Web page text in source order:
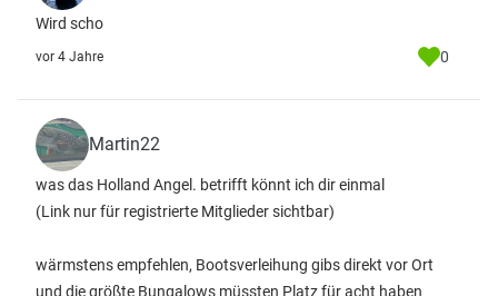
Wird scho
vor 4 Jahre 0
Martin22
was das Holland Angel. betrifft könnt ich dir einmal
(Link nur für registrierte Mitglieder sichtbar)
wärmstens empfehlen, Bootsverleihung gibs direkt vor Ort
und die größte Bungalows müssten Platz für acht haben